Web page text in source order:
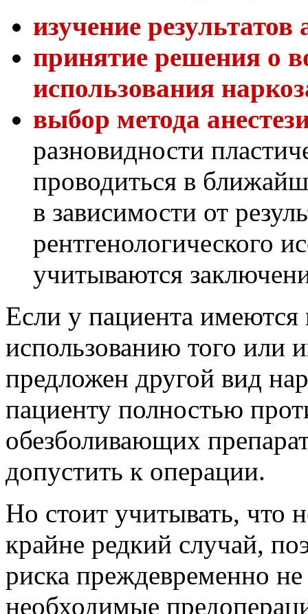
изучение результатов
принятие решения о
использования
выбор метода
разновидности
проводиться в
в зависимости от
рентгенологического
учитываются
Если у пациента имеются
использованию того или
предложен другой вид
пациенту полностью
обезболивающих
допустить к операции.
Но стоит учитывать, что
крайне редкий случай,
риска преждевременно
необходимые